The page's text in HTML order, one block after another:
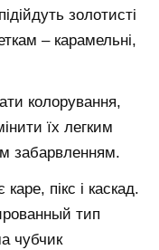
золотисті
– карамельні,
колорування,
їх легким
забарвленням.
пікс і каскад.
тип
чубчик